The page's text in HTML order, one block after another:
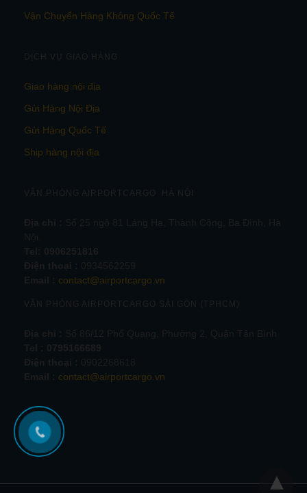
Vận Chuyển Hàng Không Quốc Tế
DỊCH VỤ GIAO HÀNG
Giao hàng nội địa
Gửi Hàng Nội Địa
Gửi Hàng Quốc Tế
Ship hàng nội địa
VĂN PHÒNG AIRPORTCARGO HÀ NỘI
contact@airportcargo.vn
VĂN PHÒNG AIRPORTCARGO SÀI GÒN (TPHCM)
contact@airportcargo.vn